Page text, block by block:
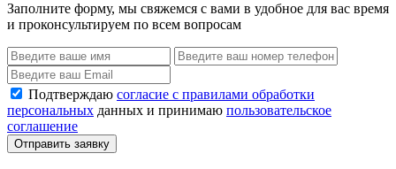
Заполните форму, мы свяжемся с вами в удобное для вас время
и проконсультируем по всем вопросам
Подтверждаю согласие с правилами обработки
персональных данных и принимаю пользовательское
соглашение
Отправить заявку